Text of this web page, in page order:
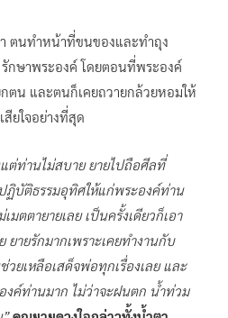
ตนทำหน้าที่ขนของและทำถุง
กษาพระองค์ โดยตอนที่พระองค์
ตน และตนก็เคยถวายกล้วยหอมให้
ยใจอย่างที่สุด
แต่ท่านไม่สบาย ยายไปถือศีลที่
ฏิบัติธรรมอุทิศให้แก่พระองค์ท่าน
ตตายายเลย เป็นครั้งเดียวก็เอา
ยายรักมากเพราะเคยทำงานกับ
ยเหลือเสด็จพ่อทุกเรื่องเลย และ
ค์ท่านมาก ไม่ว่าจะฝนตก น้ำท่วม